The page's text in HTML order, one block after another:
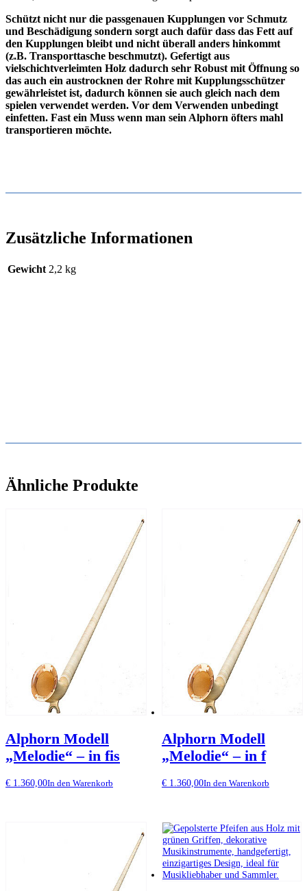
Schützt nicht nur die passgenauen Kupplungen vor Schmutz
und Beschädigung sondern sorgt auch dafür dass das Fett auf
den Kupplungen bleibt und nicht überall anders hinkommt
(z.B. Transporttasche beschmutzt). Gefertigt aus
vielschichtverleimten Holz dadurch sehr Robust mit Öffnung so
das auch ein austrocknen der Rohre mit Kupplungsschützer
gewährleistet ist, dadurch können sie auch gleich nach dem
spielen verwendet werden. Vor dem Verwenden unbedingt
einfetten. Fast ein Muss wenn man sein Alphorn öfters mahl
transportieren möchte.
Zusätzliche Informationen
Gewicht 2,2 kg
Ähnliche Produkte
Alphorn Modell
„Melodie“ – in fis
€ 1.360,00In den Warenkorb
Alphorn Modell
„Melodie“ – in f
€ 1.360,00In den Warenkorb